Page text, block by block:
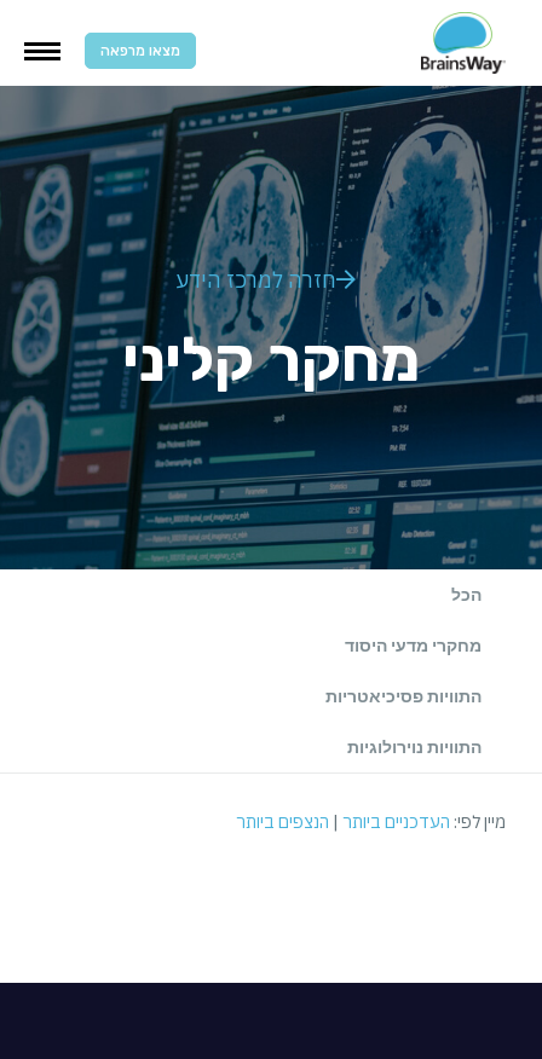
מצאו מרפאה
חזרה למרכז הידע
מחקר קליני
הכל
מחקרי מדעי היסוד
התוויות פסיכיאטריות
התוויות נוירולוגיות
מיין לפי: העדכניים ביותר | הנצפים ביותר